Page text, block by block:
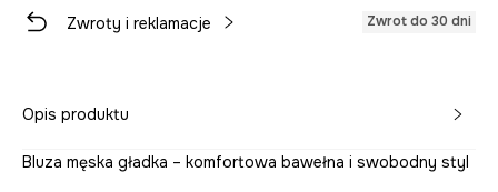
Zwroty i reklamacje Zwrot do 30 dni
Opis produktu
Bluza męska gładka – komfortowa bawełna i swobodny styl